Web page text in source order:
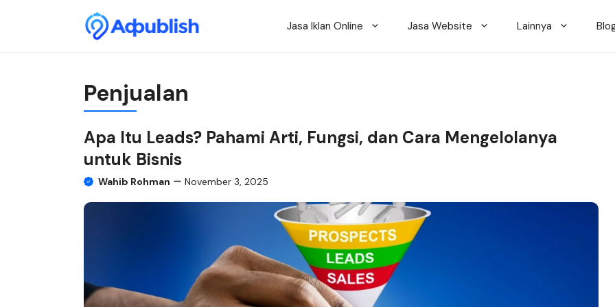
Jasa Iklan Online Jasa Website Lainnya
Penjualan
Apa Itu Leads? Pahami Arti, Fungsi, dan Cara Mengelolanya
untuk Bisnis
Wahib Rohman November 3, 2025